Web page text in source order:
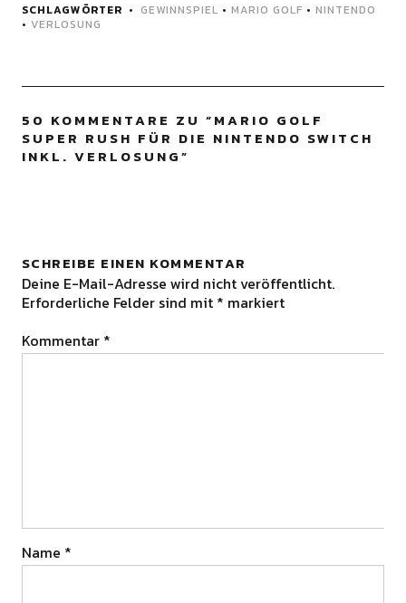
SCHLAGWÖRTER GEWINNSPIEL • MARIO GOLF • NINTENDO
• VERLOSUNG
50 KOMMENTARE ZU “MARIO GOLF
SUPER RUSH FÜR DIE NINTENDO SWITCH
INKL. VERLOSUNG”
SCHREIBE EINEN KOMMENTAR
Deine E-Mail-Adresse wird nicht veröffentlicht.
Erforderliche Felder sind mit * markiert
Kommentar *
Name *